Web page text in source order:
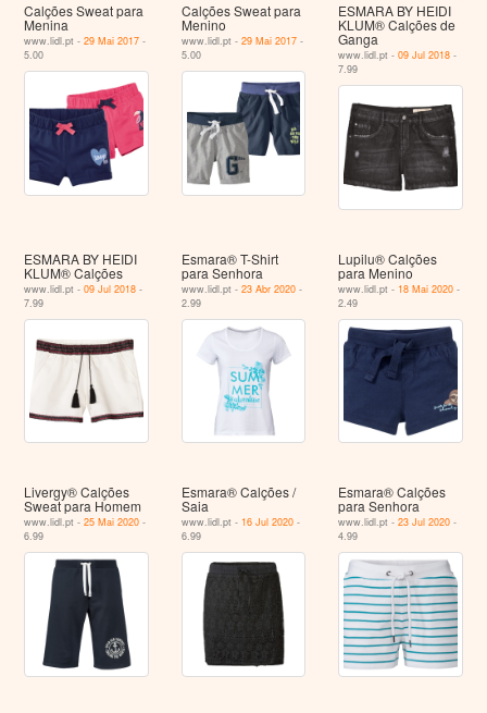
Calções Sweat para
Menina
www.lidl.pt -29 Mai 2017 -
5.00
Calções Sweat para
Menino
www.lidl.pt - 29 Mai 2017-
5.00
ESMARA BY HEIDI
KLUM® Calções de
Ganga
www.lidl.pt -09 Jul 2018 -
7.99
ESMARA BY HEIDI
KLUM® Calções
www.lidl.pt -09 Jul 2018 -
7.99
Esmara® T-Shirt
para Senhora
www.lidl.pt - 23 Abr 2020-
2.99
Lupilu® Calções
para Menino
www.lidl.pt - 18 Mai 2020 -
2.49
Livergy® Calções
Sweat para Homem
www.lidl.pt -25 Mai 2020 -
6.99
Esmara® Calções /
Saia
www.lidl.pt - 16 Jul 2020-
6.99
Esmara® Calções
para Senhora
www.lidl.pt -23 Jul 2020 -
4.99